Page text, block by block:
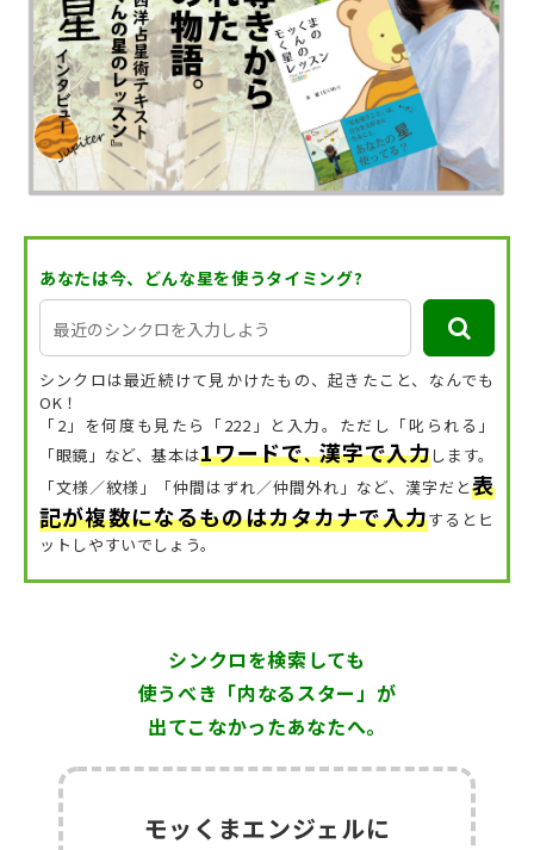
あなたは今、どんな星を使うタイミング?
シンクロは最近続けて見かけたもの、起きたこと、なんでも
OK！
「2」を何度も見たら「222」と入力。ただし「叱られる」
「眼鏡」など、基本は1ワードで、漢字で入力します。
「文様／紋様」「仲間はずれ／仲間外れ」など、漢字だと表
記が複数になるものはカタカナで入力するとヒ
ットしやすいでしょう。
シンクロを検索しても
使うべき「内なるスター」が
出てこなかったあなたへ。
モッくまエンジェルに